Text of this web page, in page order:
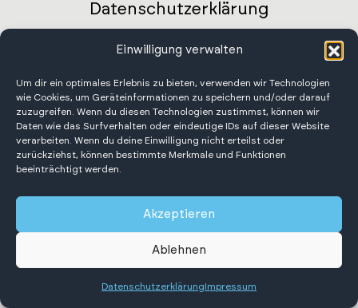
Einwilligung verwalten
Um dir ein optimales Erlebnis zu bieten, verwenden wir Technologien
wie Cookies, um Geräteinformationen zu speichern und/oder darauf
zuzugreifen. Wenn du diesen Technologien zustimmst, können wir
Daten wie das Surfverhalten oder eindeutige IDs auf dieser Website
verarbeiten. Wenn du deine Einwilligung nicht erteilst oder
zurückziehst, können bestimmte Merkmale und Funktionen
beeinträchtigt werden.
Akzeptieren
Ablehnen
DatenschutzerklärungImpressum
Datenschutzerklärung
AGB Deutschland
AGB Intenational
Barrierefreiheitserklärung
Scheffer Krantechnik GmbH
Alle Rechte vorbehalten.
Deutsch